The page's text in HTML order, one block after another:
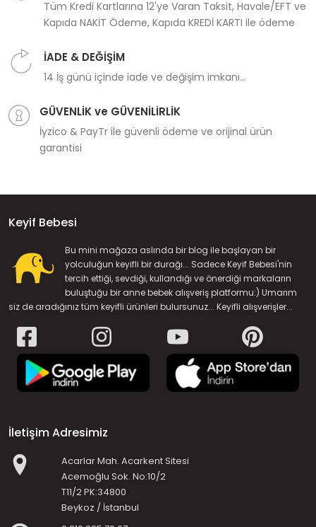
Tüm Kredi Kartlarına 12'ye Varan Taksit, Havale/EFT ve
Kapıda NAKİT Ödeme, Kapıda KREDİ KARTI ile ödeme
İADE & DEĞİŞİM
14 İş günü içinde iade ve değişim imkanı...
GÜVENLİK ve GÜVENİLİRLİK
İyzico & PayTr ile güvenli ödeme ve orijinal ürün
garantisi
Keyif Bebesi
Bu mini mağaza aslında bir blog ile başlayan bir
yolculuğun keyifli bir durağı... Sadece Keyif Bebesi'nin
tercih ettiği, sevdiği, kullandığı ve önerdiği markaların
buluştuğu bir anne bebek alışveriş platformu:) Umarım
siz de aradığınız tüm keyifli ürünleri bulursunuz... Keyifli alışverişler...
İletişim Adresimiz
Acarlar Mah. Acarkent Sitesi
Acemoğlu Sok. No:10/2
T11/2 PK:34800
Beykoz / İstanbul